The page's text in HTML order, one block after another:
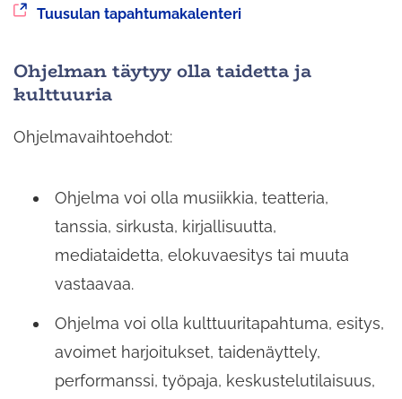
Siirryt
palveluun
Tuusulan tapahtumakalenteri
Ohjelman täytyy olla taidetta ja
kulttuuria
Ohjelmavaihtoehdot:
Ohjelma voi olla musiikkia, teatteria,
tanssia, sirkusta, kirjallisuutta,
mediataidetta, elokuvaesitys tai muuta
vastaavaa.
Ohjelma voi olla kulttuuritapahtuma, esitys,
avoimet harjoitukset, taidenäyttely,
performanssi, työpaja, keskustelutilaisuus,